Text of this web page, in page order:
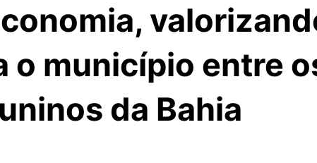
o município entre
da Bahia